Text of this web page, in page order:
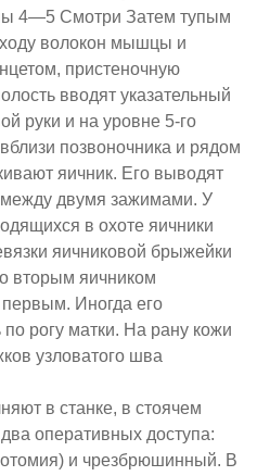
4—5 Смотри Затем тупым
волокон мышцы и
пристеночную
вводят указательный
руки и на уровне 5-го
позвоночника и рядом
яичник. Его выводят
между двумя зажимами. У
в охоте яичники
яичниковой брыжейки
вторым яичником
первым. Иногда его
по рогу матки. На рану кожи
узловатого шва
в станке, в стоячем
оперативных доступа:
и чрезбрюшинный. В